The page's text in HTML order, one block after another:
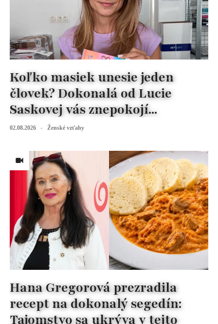
Koľko masiek unesie jeden
človek? Dokonalá od Lucie
Saskovej vás znepokojí...
02.08.2026 Ženské vzťahy
Hana Gregorová prezradila
recept na dokonalý segedín:
Tajomstvo sa ukrýva v tejto